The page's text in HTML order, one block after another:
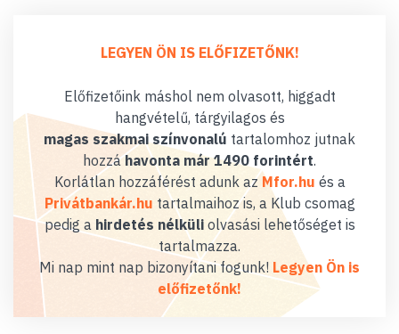
LEGYEN ÖN IS ELŐFIZETŐNK!
Előfizetőink máshol nem olvasott, higgadt
hangvételű, tárgyilagos és
magas szakmai színvonalú tartalomhoz jutnak
hozzáhavonta már 1490 forintért.
Korlátlan hozzáférést adunk az Mfor.hu és a
Privátbankár.hu tartalmaihoz is, a Klub csomag
pedig a hirdetés nélküliolvasási lehetőséget is
tartalmazza.
Mi nap mint nap bizonyítani fogunk! Legyen Ön is
előfizetőnk!